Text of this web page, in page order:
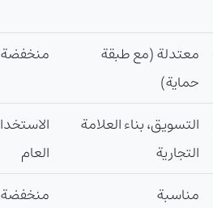
معتدلة (مع طبقة
حماية)
منخفضة
التسويق، بناء العلامة
التجارية
العام
مناسبة منخفضة